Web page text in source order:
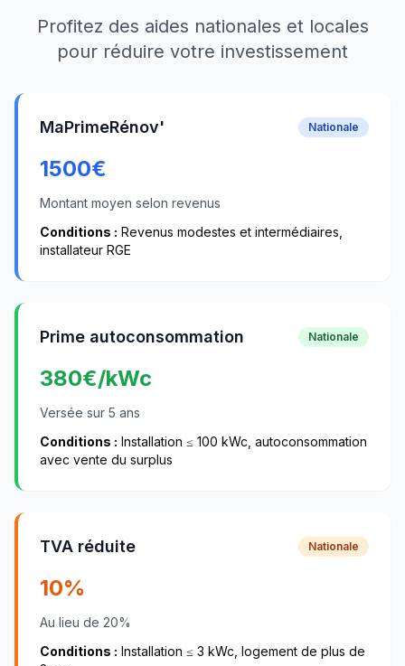
Profitez des aides nationales et locales
pour réduire votre investissement
MaPrimeRénov' Nationale
1500€
Montant moyen selon revenus
Conditions : Revenus modestes et intermédiaires,
installateur RGE
Prime autoconsommation Nationale
380€/kWc
Versée sur 5 ans
Conditions : Installation ≤ 100 kWc, autoconsommation
avec vente du surplus
TVA réduite Nationale
10%
Au lieu de 20%
Conditions : Installation ≤ 3 kWc, logement de plus de